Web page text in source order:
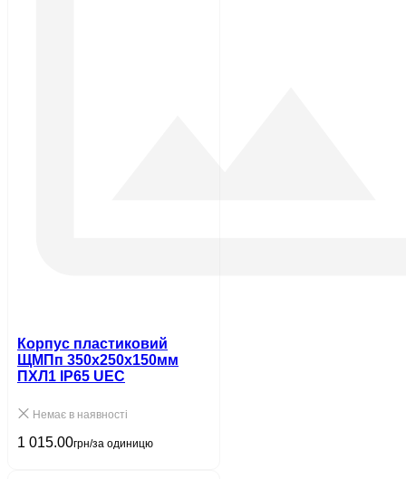
Корпус пластиковий
ЩМПп 350х250х150мм
ПХЛ1 IP65 UEC
Немає в наявності
1 015.00грн/за одиницю